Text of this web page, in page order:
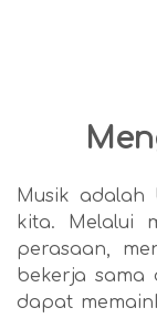
Musik adalah
kita. Melalui
perasaan,
bekerja sama
dapat